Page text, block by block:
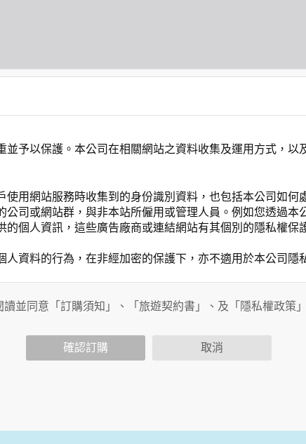
予以保護。本公司在相關網站之資料收集及運用方式，以
使用網站服務時收集到的身份識別資料，也包括本公司如
司或網站群，與非本站所僱用或管理人員。例如您透過
個人資訊，這些廣告廠商或連結網站有其個別的隱私權
資料的行為，在非經加密的保護下，亦不適用於本公司隱
您提供相關個人的資料，其範圍如下：
您使用連線設備的 IP 位址、使用時間、使用的瀏覽器、瀏
、住址、身份證字號、電子郵件、出生日期、性別、行
讀並同意「訂購須知」、「旅遊契約書」、及「隱私權政策
確認訂購 取消